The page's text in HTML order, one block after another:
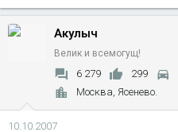
Акулыч
Велик и всемогущ!
6 279 299
Москва, Ясенево.
10.10.2007